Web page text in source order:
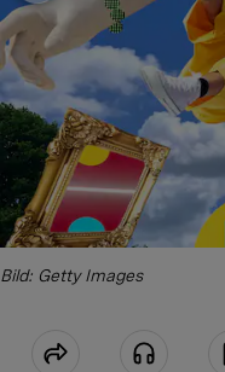
Bild: Getty Images